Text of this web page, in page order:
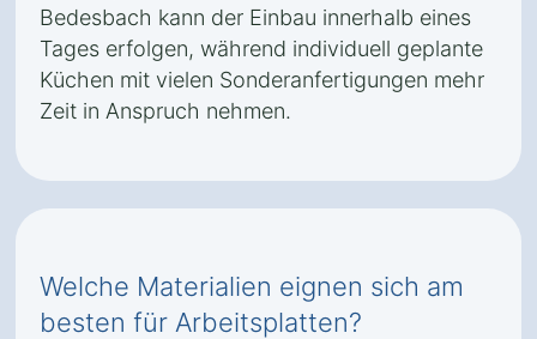
Bedesbach kann der Einbau innerhalb eines
Tages erfolgen, während individuell geplante
Küchen mit vielen Sonderanfertigungen mehr
Zeit in Anspruch nehmen.
Welche Materialien eignen sich am
besten für Arbeitsplatten?